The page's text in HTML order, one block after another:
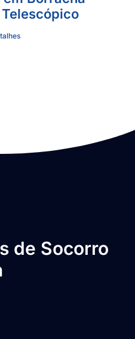
de Socorro